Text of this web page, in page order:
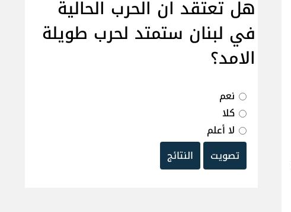
هل تعتقد ان الحرب الحالية
في لبنان ستمتد لحرب طويلة
الامد؟
نعم
كلا
لا أعلم
تصويت
النتائج